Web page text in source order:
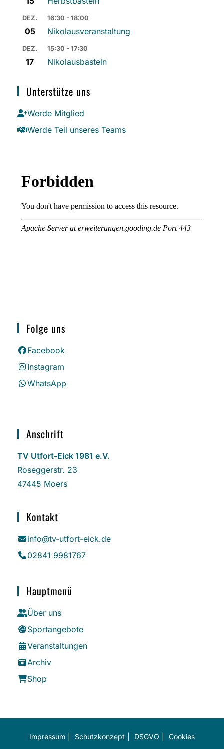
DEZ.
05
16:30 - 18:00
Nikolausveranstaltung
DEZ.
17
15:30 - 17:30
Nikolausbasteln
Unterstütze uns
Werde Mitglied
Werde Teil unseres Teams
Folge uns
Facebook
Instagram
WhatsApp
Anschrift
TV Utfort-Eick 1981 e.V.
Roseggerstr. 23
47445 Moers
Kontakt
info@tv-utfort-eick.de
02841 9981767
Hauptmenü
Über uns
Sportangebote
Veranstaltungen
Archiv
Shop
Impressum Schutzkonzept DSGVO Cookies